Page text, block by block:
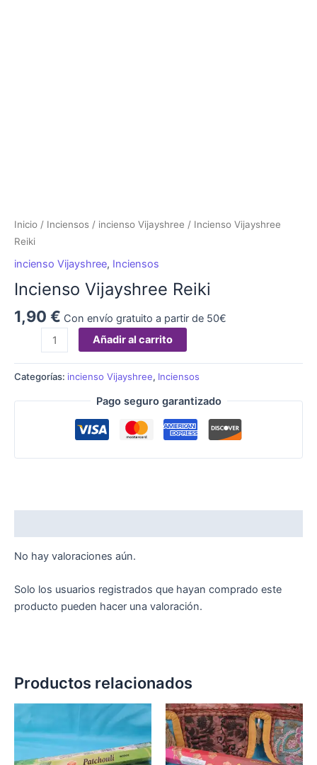
Inicio / Inciensos / incienso Vijayshree / Incienso Vijayshree
Reiki
incienso Vijayshree, Inciensos
Incienso Vijayshree Reiki
1,90 € Con envío gratuito a partir de 50€
Añadir al carrito
Categorías: incienso Vijayshree, Inciensos
Pago seguro garantizado
No hay valoraciones aún.
Solo los usuarios registrados que hayan comprado este
producto pueden hacer una valoración.
Productos relacionados